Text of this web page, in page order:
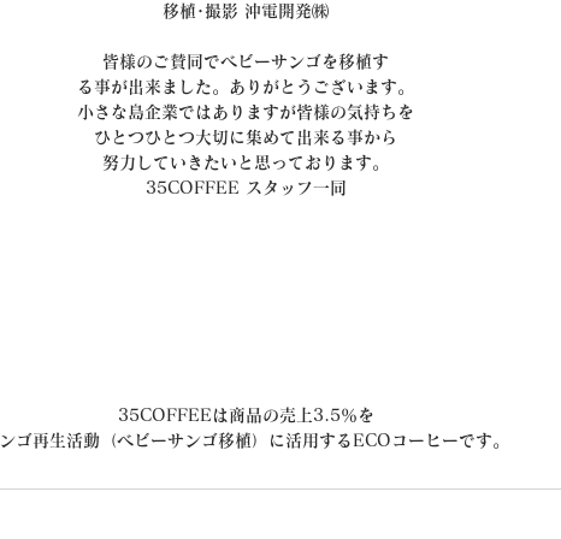
移植･撮影 沖電開発㈱
皆様のご賛同でベビーサンゴを移植す
る事が出来ました。ありがとうございます。
小さな島企業ではありますが皆様の気持ちを
ひとつひとつ大切に集めて出来る事から
努力していきたいと思っております。
35COFFEE スタッフ一同
35COFFEEは商品の売上3.5％を
ゴ再生活動（ベビーサンゴ移植）に活用するECOコーヒーです。